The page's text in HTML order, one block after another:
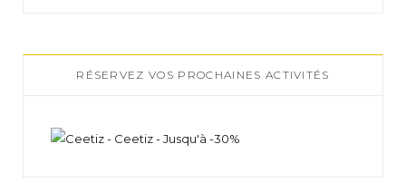
RÉSERVEZ VOS PROCHAINES ACTIVITÉS